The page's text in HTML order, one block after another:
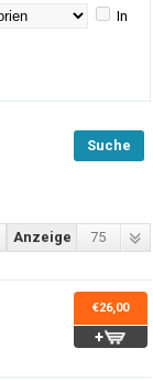
In
Anzeige 75
€26,00